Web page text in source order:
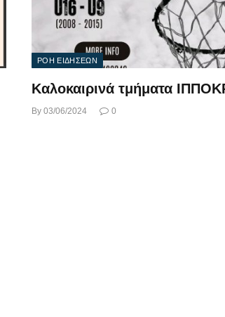
ΡΟΗ ΕΙΔΗΣΕΩΝ
Καλοκαιρινά τμήματα
By 03/06/2024 0